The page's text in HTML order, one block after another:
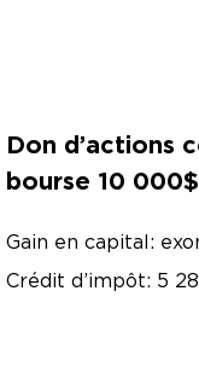
Don d’actions
bourse 10 000$
Gain en capital:
Crédit d’impôt: 5